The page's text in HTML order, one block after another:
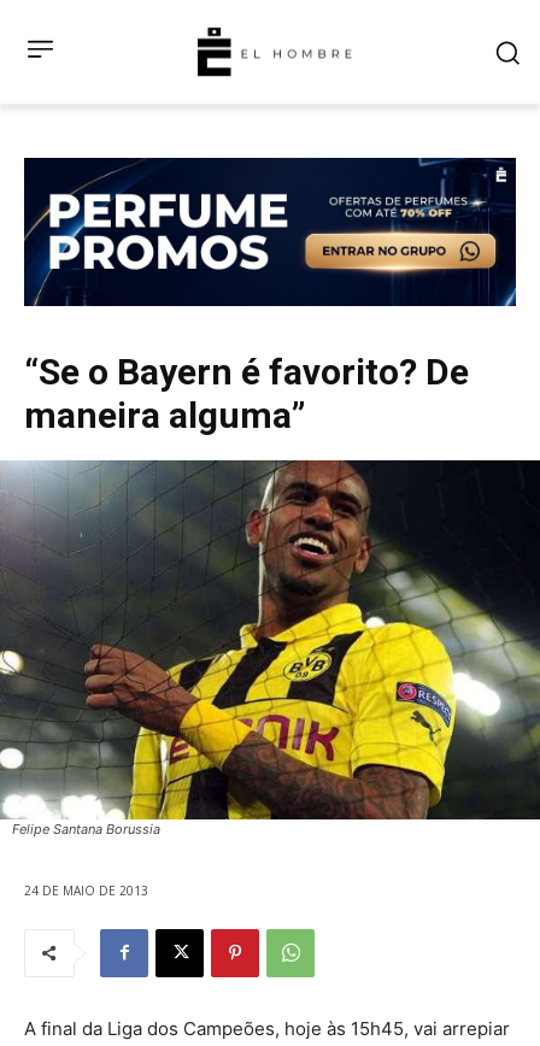
“Se o Bayern é favorito? De
maneira alguma”
Felipe Santana Borussia
24 DE MAIO DE 2013
A final da Liga dos Campeões, hoje às 15h45, vai arrepiar